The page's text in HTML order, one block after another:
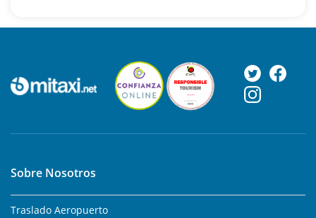
Sobre Nosotros
Traslado Aeropuerto